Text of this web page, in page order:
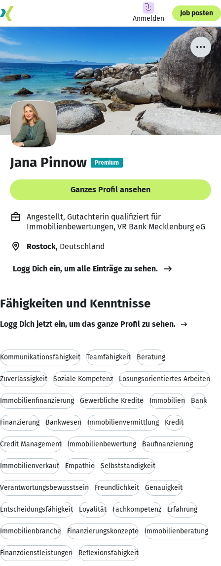
Anmelden
Job posten
Jana Pinnow Premium
Ganzes Profil ansehen
Angestellt, Gutachterin qualifiziert für
Immobilienbewertungen, VR Bank Mecklenburg eG
Rostock, Deutschland
Logg Dich ein, um alle Einträge zu sehen.
Fähigkeiten und Kenntnisse
Logg Dich jetzt ein, um das ganze Profil zu sehen.
Kommunikationsfähigkeit Teamfähigkeit Beratung
Zuverlässigkeit Soziale Kompetenz Lösungsorientiertes Arbeiten
Immobilienfinanzierung Gewerbliche Kredite Immobilien Bank
Finanzierung Bankwesen Immobilienvermittlung Kredit
Credit Management Immobilienbewertung Baufinanzierung
Immobilienverkauf Empathie Selbstständigkeit
Verantwortungsbewusstsein Freundlichkeit Genauigkeit
Entscheidungsfähigkeit Loyalität Fachkompetenz Erfahrung
Immobilienbranche Finanzierungskonzepte Immobilienberatung
Finanzdienstleistungen Reflexionsfähigkeit